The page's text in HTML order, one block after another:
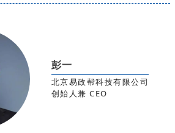
彭一
北京易政帮科技有限公司
创始人兼 CEO